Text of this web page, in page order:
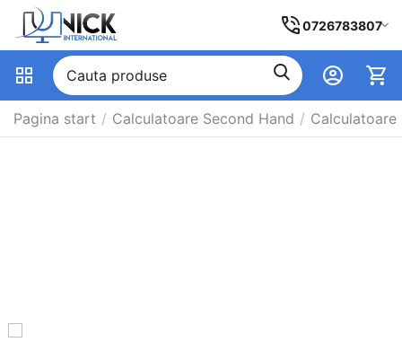
0726783807
Pagina start / Calculatoare Second Hand / Calculatoare